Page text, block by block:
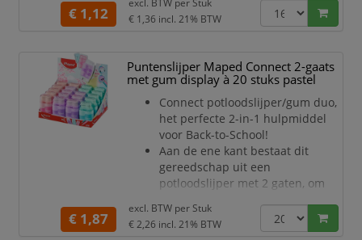
blijft hij schoon en langdurig
bruikbaar.
kunstlessen, schoolgebruik en
technische toepassingen. De stevige
kunststof bewaarbox houdt de
kneedgum schoon en beschermt hem
€ 1,12
€ 1,36 incl. 21% BTW
Puntenslijper Maped Connect 2-gaats
met gum display à 20 stuks pastel
Connect potloodslijper/gum duo,
het perfecte 2-in-1 hulpmiddel
voor Back-to-School!
Aan de ene kant bestaat dit
gereedschap uit een
potloodslijper met 2 gaten, om
potloden met een grote diameter
te slijpen. Schone functie: er
€ 1,87
excl. BTW per Stuk
€ 2,26 incl. 21% BTW